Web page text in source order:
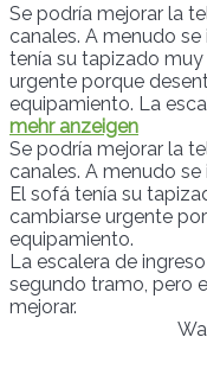
Se podría mejorar la
canales. A menudo
tenía su tapizado
urgente porque
equipamiento. La
mehr anzeigen
Se podría mejorar la
canales. A menudo
El sofá tenía su
cambiarse urgente
equipamiento.
La escalera de
segundo tramo, pero
mejorar.